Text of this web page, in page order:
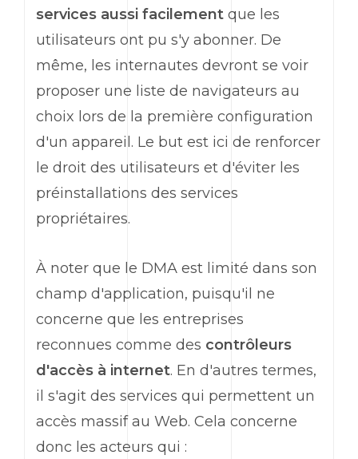
services aussi facilement que les
utilisateurs ont pu s'y abonner. De
même, les internautes devront se voir
proposer une liste de navigateurs au
choix lors de la première configuration
d'un appareil. Le but est ici de renforcer
le droit des utilisateurs et d'éviter les
préinstallations des services
propriétaires.
À noter que le DMA est limité dans son
champ d'application, puisqu'il ne
concerne que les entreprises
reconnues comme des contrôleurs
d'accès à internet. En d'autres termes,
il s'agit des services qui permettent un
accès massif au Web. Cela concerne
donc les acteurs qui :